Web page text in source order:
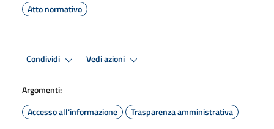
Atto normativo
Condividi Vedi azioni
Argomenti:
Accesso all'informazione
Trasparenza amministrativa